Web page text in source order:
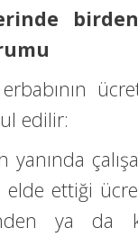
edilir:
ettiği
ya da